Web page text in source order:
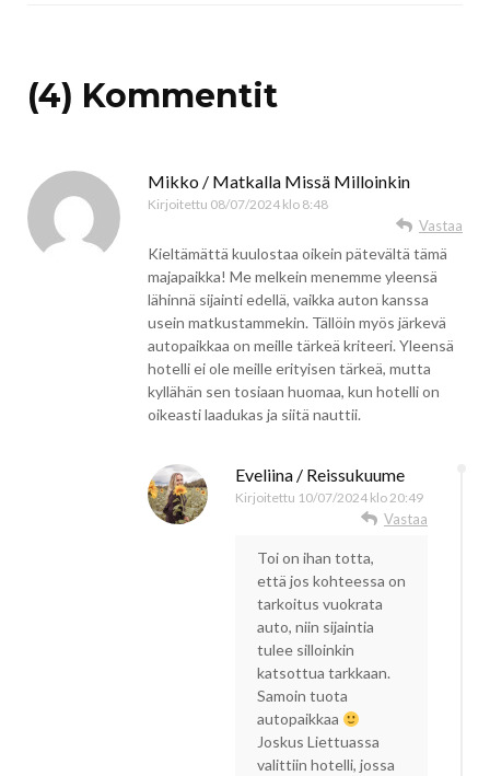
(4) Kommentit
Mikko / Matkalla Missä Milloinkin
Kirjoitettu 08/07/2024 klo 8:48
Vastaa
Kieltämättä kuulostaa oikein pätevältä tämä
majapaikka! Me melkein menemme yleensä
lähinnä sijainti edellä, vaikka auton kanssa
usein matkustammekin. Tällöin myös järkevä
autopaikkaa on meille tärkeä kriteeri. Yleensä
hotelli ei ole meille erityisen tärkeä, mutta
kyllähän sen tosiaan huomaa, kun hotelli on
oikeasti laadukas ja siitä nauttii.
Eveliina / Reissukuume
Kirjoitettu 10/07/2024 klo 20:49
Vastaa
Toi on ihan totta,
että jos kohteessa on
tarkoitus vuokrata
auto, niin sijaintia
tulee silloinkin
katsottua tarkkaan.
Samoin tuota
autopaikkaa
Joskus Liettuassa
valittiin hotelli, jossa